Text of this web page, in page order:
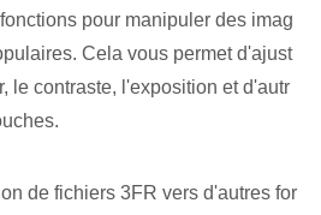
pour manipuler des imag
⁢Cela vous permet d'ajust
le contraste, l'exposition et⁣ d'autr
de fichiers 3FR vers d'autres for